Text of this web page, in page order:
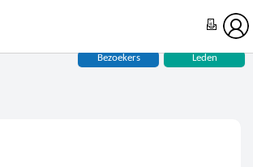
Bezoekers Leden